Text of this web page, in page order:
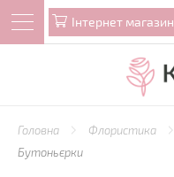
Iнтернет магазин
Головна Флористика
Бутоньєрки